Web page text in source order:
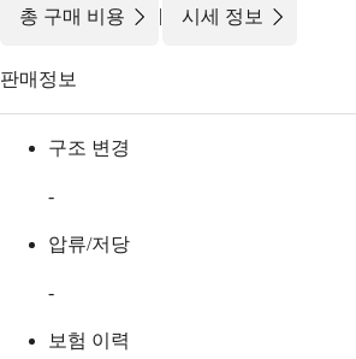
총 구매 비용 | 시세 정보
판매정보
구조 변경
-
압류/저당
-
보험 이력